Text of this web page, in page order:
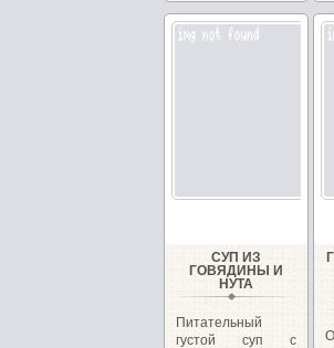
СУП ИЗ
ГОВЯДИНЫ И
НУТА
Питательный
густой суп с